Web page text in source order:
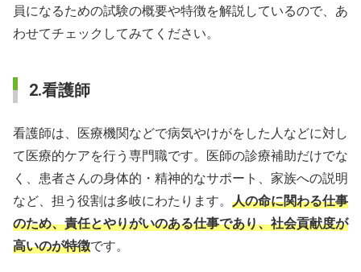
員になるための試験の概要や特徴を解説しているので、あ
わせてチェックしてみてください。
2.看護師
看護師は、医療機関などで病気やけがをした人などに対し
て医療的ケアを行う専門職です。医師の診療補助だけでな
く、患者さんの身体的・精神的なサポート、家族への説明
など、担う役割は多岐にわたります。 人の命に関わる仕事
のため、責任とやりがいのある仕事であり、社会貢献度が
高いのが特徴です。